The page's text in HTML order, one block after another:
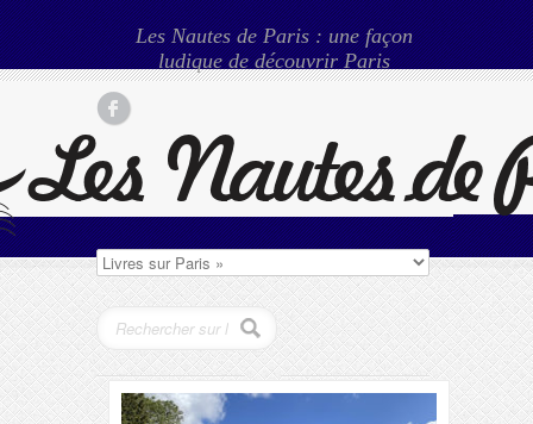
Les Nautes de Paris : une façon
ludique de découvrir Paris